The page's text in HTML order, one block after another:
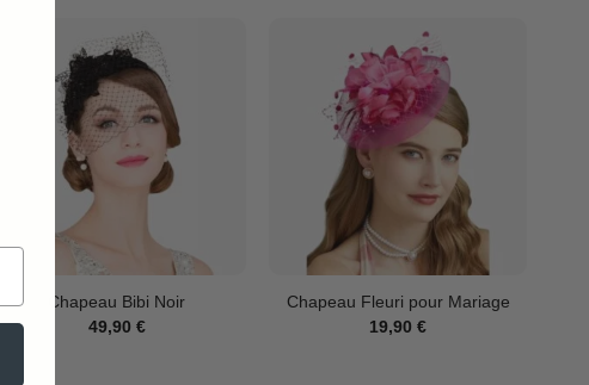
Chapeau Bibi Noir
49,90 €
Chapeau Fleuri pour Mariage
19,90€